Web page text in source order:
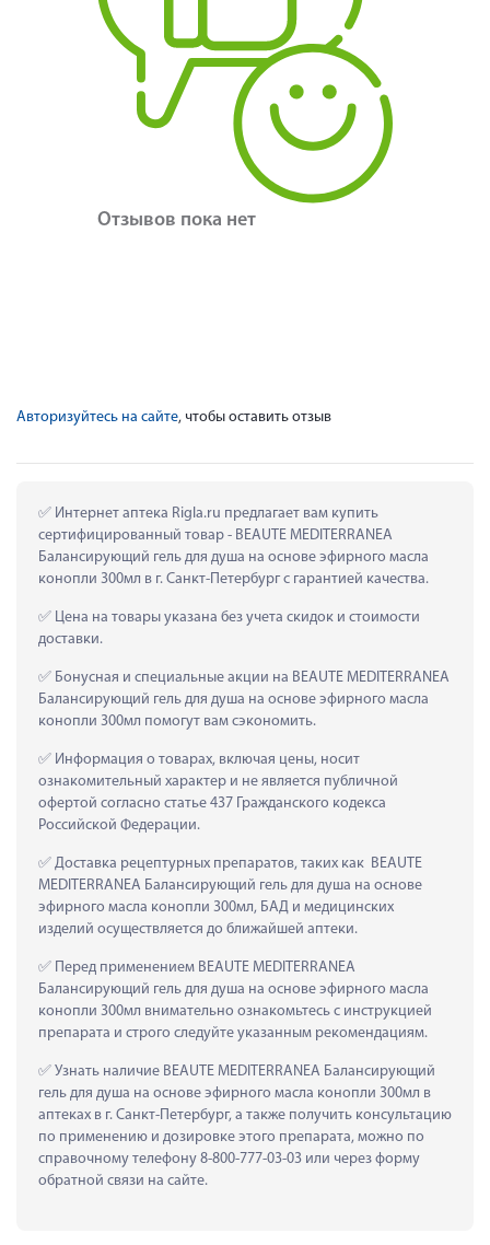
Отзывов пока нет
Авторизуйтесь на сайте, чтобы оставить отзыв
Интернет аптека Rigla.ru предлагает вам купить
сертифицированный товар - BEAUTE MEDITERRANEA
Балансирующий гель для душа на основе эфирного масла
конопли 300мл в г. Санкт-Петербург с гарантией качества.
Цена на товары указана без учета скидок и стоимости
доставки.
Бонусная и специальные акции на BEAUTE MEDITERRANEA
Балансирующий гель для душа на основе эфирного масла
конопли 300мл помогут вам сэкономить.
Информация о товарах, включая цены, носит
ознакомительный характер и не является публичной
офертой согласно статье 437 Гражданского кодекса
Российской Федерации.
Доставка рецептурных препаратов, таких как  BEAUTE
MEDITERRANEA Балансирующий гель для душа на основе
эфирного масла конопли 300мл, БАД и медицинских
изделий осуществляется до ближайшей аптеки.
Перед применением BEAUTE MEDITERRANEA
Балансирующий гель для душа на основе эфирного масла
конопли 300мл внимательно ознакомьтесь с инструкцией
препарата и строго следуйте указанным рекомендациям.
Узнать наличие BEAUTE MEDITERRANEA Балансирующий
гель для душа на основе эфирного масла конопли 300мл в
аптеках в г. Санкт-Петербург, а также получить консультацию
по применению и дозировке этого препарата, можно по
справочному телефону 8-800-777-03-03 или через форму
обратной связи на сайте.